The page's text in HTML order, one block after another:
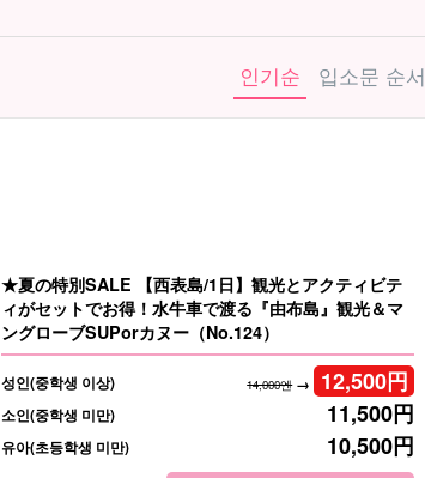
인기순 입소문 순서
★夏の特別SALE 【西表島/1日】観光とアクティビテ
ィがセットでお得！水牛車で渡る『由布島』観光＆マ
ングローブSUPorカヌー（No.124）
성인(중학생 이상) 14,000엔→ 12,500円
소인(중학생 미만) 11,500円
유아(초등학생 미만) 10,500円